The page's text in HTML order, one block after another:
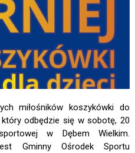
miłośników koszykówki do
odbędzie się w sobotę, 20
w Dębem Wielkim.
Gminny Ośrodek Sportu